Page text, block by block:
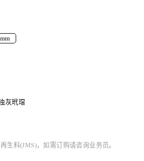
灰玳瑁
生料(JMS)，如需订购请咨询业务员。